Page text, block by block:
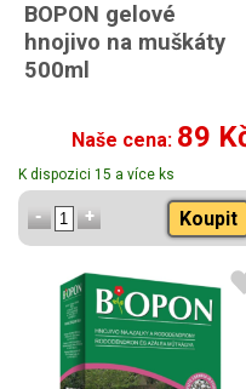
BOPON gelové
hnojivo na muškáty
500ml
Naše cena: 89
K dispozici 15 a více ks
Koupit